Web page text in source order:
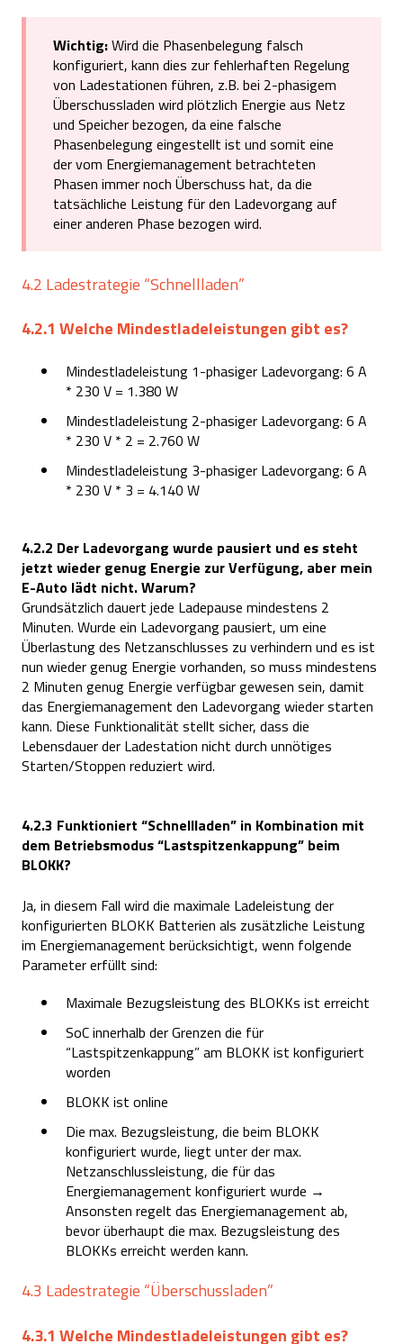
Wichtig:Wird die Phasenbelegung falsch
konfiguriert, kann dies zur fehlerhaften Regelung
von Ladestationen führen, z.B. bei 2-phasigem
Überschussladen wird plötzlich Energie aus Netz
und Speicher bezogen, da eine falsche
Phasenbelegung eingestellt ist und somit eine
der vom Energiemanagement betrachteten
Phasen immer noch Überschuss hat, da die
tatsächliche Leistung für den Ladevorgang auf
einer anderen Phase bezogen wird.
4.2 Ladestrategie “Schnellladen”
4.2.1 Welche Mindestladeleistungen gibt es?
Mindestladeleistung 1-phasiger Ladevorgang: 6 A
* 230 V = 1.380 W
Mindestladeleistung 2-phasiger Ladevorgang: 6 A
* 230 V * 2 = 2.760 W
Mindestladeleistung 3-phasiger Ladevorgang: 6 A
* 230 V * 3 = 4.140 W
4.2.2 Der Ladevorgang wurde pausiert und es steht
jetzt wieder genug Energie zur Verfügung, aber mein
E-Auto lädt nicht. Warum?
Grundsätzlich dauert jede Ladepause mindestens 2
Minuten. Wurde ein Ladevorgang pausiert, um eine
Überlastung des Netzanschlusses zu verhindern und es ist
nun wieder genug Energie vorhanden, so muss mindestens
2 Minuten genug Energie verfügbar gewesen sein, damit
das Energiemanagement den Ladevorgang wieder starten
kann. Diese Funktionalität stellt sicher, dass die
Lebensdauer der Ladestation nicht durch unnötiges
Starten/Stoppen reduziert wird.
4.2.3 Funktioniert “Schnellladen” in Kombination mit
dem Betriebsmodus “Lastspitzenkappung” beim
BLOKK?
Ja, in diesem Fall wird die maximale Ladeleistung der
konfigurierten BLOKK Batterien als zusätzliche Leistung
im Energiemanagement berücksichtigt, wenn folgende
Parameter erfüllt sind:
Maximale Bezugsleistung des BLOKKs ist erreicht
SoC innerhalb der Grenzen die für
“Lastspitzenkappung” am BLOKK ist konfiguriert
worden
BLOKK ist online
Die max. Bezugsleistung, die beim BLOKK
konfiguriert wurde, liegt unter der max.
Netzanschlussleistung, die für das
Energiemanagement konfiguriert wurde →
Ansonsten regelt das Energiemanagement ab,
bevor überhaupt die max. Bezugsleistung des
BLOKKs erreicht werden kann.
4.3 Ladestrategie “Überschussladen”
4.3.1 Welche Mindestladeleistungen gibt es?